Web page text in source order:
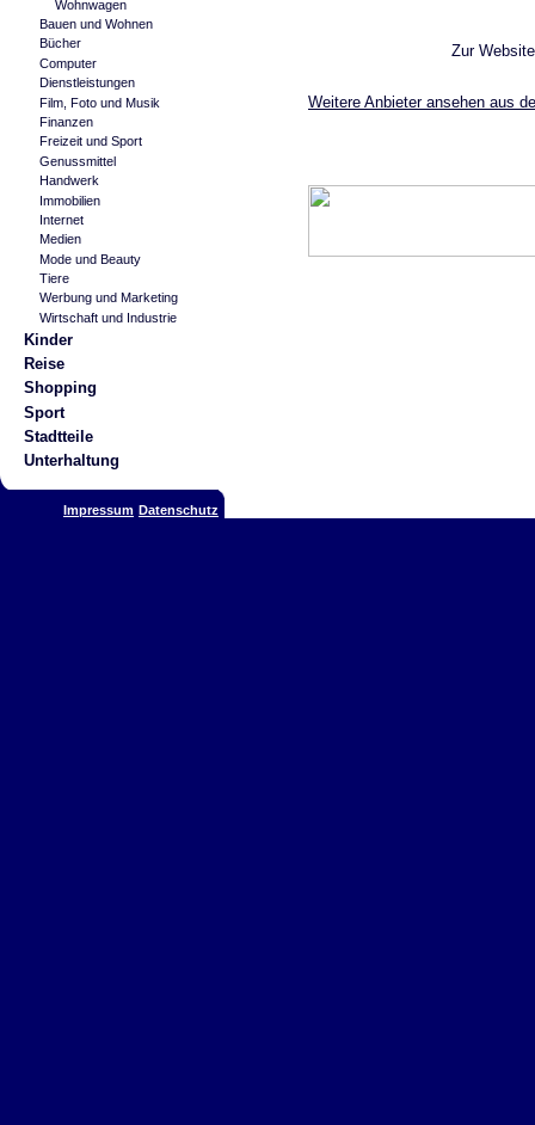
Wohnwagen
Bauen und Wohnen
Bücher
Computer
Dienstleistungen
Film, Foto und Musik
Finanzen
Freizeit und Sport
Genussmittel
Handwerk
Immobilien
Internet
Medien
Mode und Beauty
Tiere
Werbung und Marketing
Wirtschaft und Industrie
Kinder
Reise
Shopping
Sport
Stadtteile
Unterhaltung
Impressum Datenschutz
Zur
Weitere Anbieter ansehen aus